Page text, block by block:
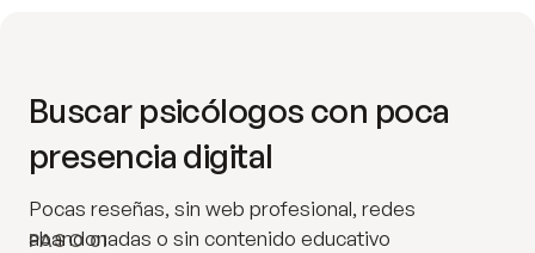
PASO 01
Buscar psicólogos con poca
presencia digital
Pocas reseñas, sin web profesional, redes
abandonadas o sin contenido educativo